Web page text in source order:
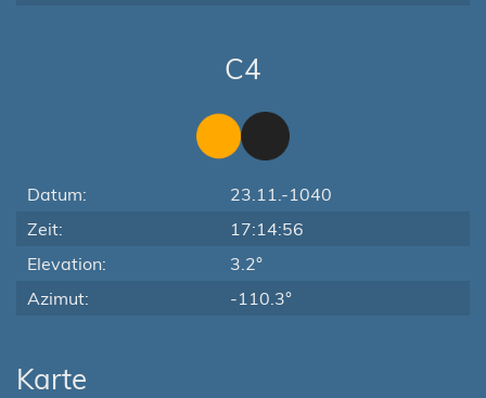
C4
Datum:
23.11.-1040
Zeit:
17:14:56
Elevation:
3.2°
Azimut:
-110.3°
Karte